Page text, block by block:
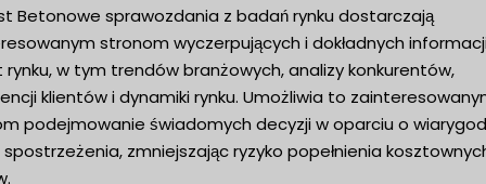
Betonowe sprawozdania z badań rynku dostarczają
stronom wyczerpujących i dokładnych
w tym trendów branżowych, analizy konkurentów,
klientów i dynamiki rynku. Umożliwia to
podejmowanie świadomych decyzji w oparciu o
zmniejszając ryzyko popełnienia